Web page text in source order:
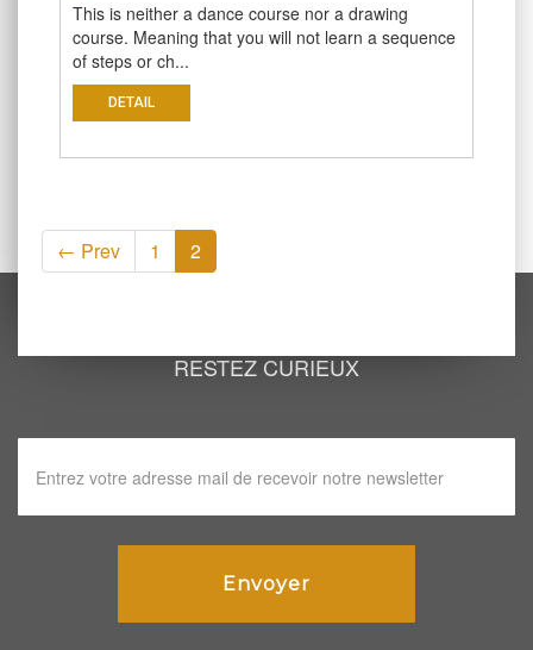
This is neither a dance course nor a drawing
course. Meaning that you will not learn a sequence
of steps or ch...
DETAIL
← Prev 1 2
RESTEZ CURIEUX